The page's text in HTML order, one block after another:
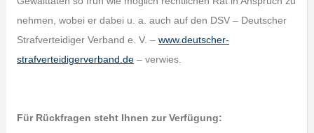
nehmen, wobei er dabei u. a. auch auf den DSV – Deutscher
Strafverteidiger Verband e. V. – www.deutscher-
strafverteidigerverband.de– verwies.
Für Rückfragen steht Ihnen zur Verfügung: